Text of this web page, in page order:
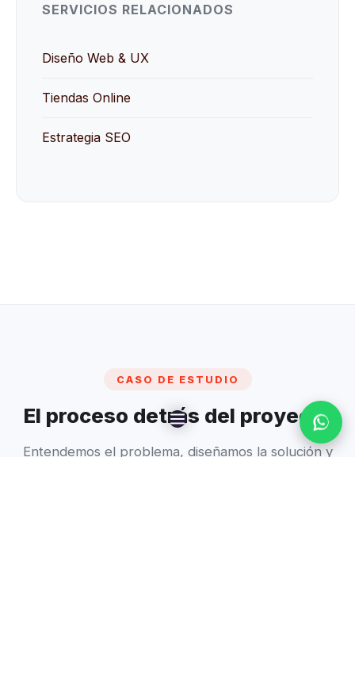
SERVICIOS RELACIONADOS
Diseño Web & UX
Tiendas Online
Estrategia SEO
CASO DE ESTUDIO
El proceso detrás del proyecto
Entendemos el problema, diseñamos la solución y